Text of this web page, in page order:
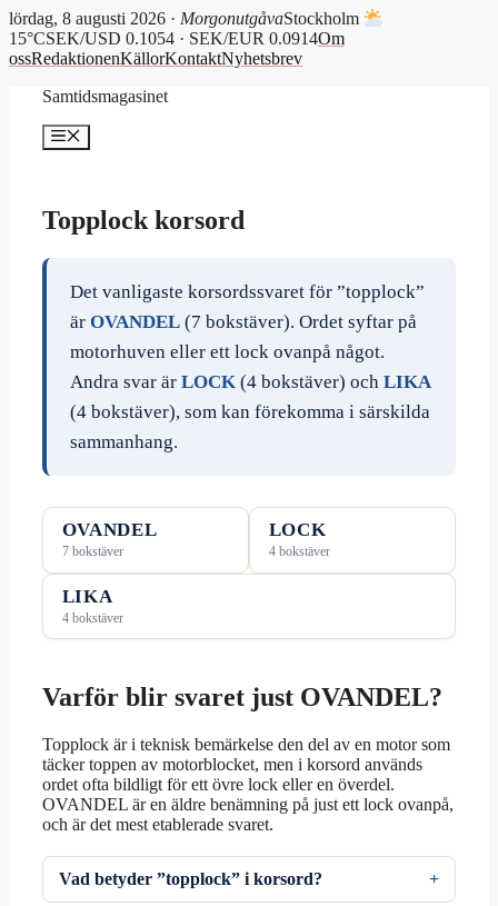
lördag, 8 augusti 2026 · MorgonutgåvaStockholm
15°CSEK/USD 0.1054 · SEK/EUR 0.0914Om
ossRedaktionenKällorKontaktNyhetsbrev
Samtidsmagasinet
Meny
Topplock korsord
Det vanligaste korsordssvaret för ”topplock”
är OVANDEL(7 bokstäver). Ordet syftar på
motorhuven eller ett lock ovanpå något.
Andra svar är LOCK(4 bokstäver) och LIKA
(4 bokstäver), som kan förekomma i särskilda
sammanhang.
OVANDEL
7 bokstäver
LOCK
4 bokstäver
LIKA
4 bokstäver
Varför blir svaret just OVANDEL?
Topplock är i teknisk bemärkelse den del av en motor som
täcker toppen av motorblocket, men i korsord används
ordet ofta bildligt för ett övre lock eller en överdel.
OVANDEL är en äldre benämning på just ett lock ovanpå,
och är det mest etablerade svaret.
Vad betyder ”topplock” i korsord?